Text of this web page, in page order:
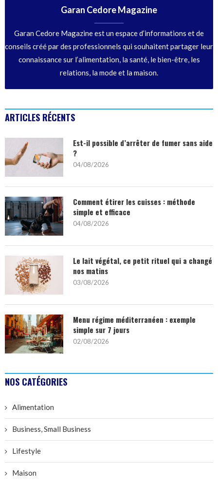
Garan Cedore Magazine
Garan Cedore Magazine est un espace d’informations et de
conseils créé par des professionnels qui souhaitent partager leur
connaissance sur l’alimentation, la santé, le bien-être, les
relations, la mode et la maison.
ARTICLES RÉCENTS
Est-il possible d’arrêter de fumer sans aide
?
04/08/2026
Comment étirer les cuisses : méthode
simple et efficace
04/08/2026
Le lait végétal, ce petit rituel qui a changé
nos matins
03/08/2026
Menu régime méditerranéen : exemple
simple sur 7 jours
02/08/2026
NOS CATÉGORIES
Alimentation
Business, Small Business
Lifestyle
Maison